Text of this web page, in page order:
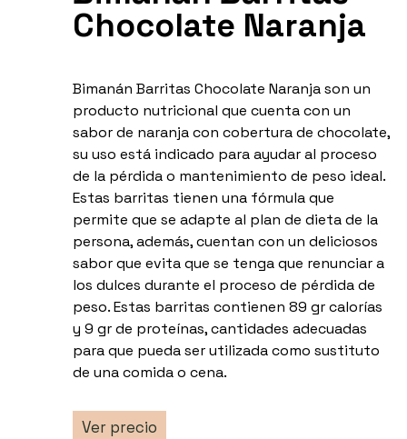
Chocolate Naranja
Bimanán Barritas Chocolate Naranja son un
producto nutricional que cuenta con un
sabor de naranja con cobertura de chocolate,
su uso está indicado para ayudar al proceso
de la pérdida o mantenimiento de peso ideal.
Estas barritas tienen una fórmula que
permite que se adapte al plan de dieta de la
persona, además, cuentan con un deliciosos
sabor que evita que se tenga que renunciar a
los dulces durante el proceso de pérdida de
peso. Estas barritas contienen 89 gr calorías
y 9 gr de proteínas, cantidades adecuadas
para que pueda ser utilizada como sustituto
de una comida o cena.
Ver precio